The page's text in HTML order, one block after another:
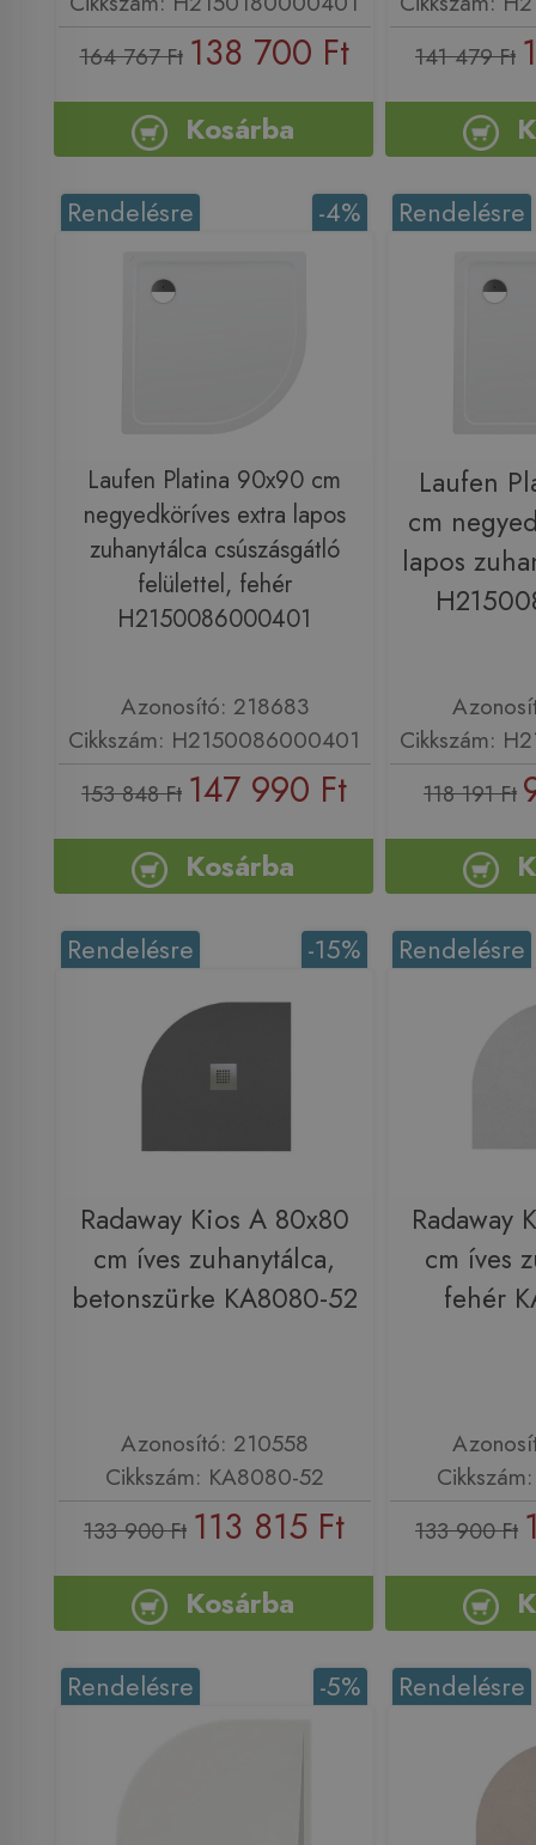
164 767 Ft 138 700 Ft
Kosárba
141 479 Ft
-4%
Rendelésre
Laufen Platina 90x90 cm
negyedköríves extra lapos
zuhanytálca csúszásgátló
felülettel, fehér
H2150086000401
Azonosító: 218683
Cikkszám: H2150086000401
153 848 Ft 147 990 Ft
Kosárba
Rendelésre
Laufen
cm
lapos
Cikkszám:
118 191 Ft
-15%
Rendelésre
Radaway Kios A 80x80
cm íves zuhanytálca,
betonszürke KA8080-52
Azonosító: 210558
Cikkszám: KA8080-52
133 900 Ft 113 815 Ft
Kosárba
Rendelésre
Radaway
cm íves
fehér
133 900 Ft
-5%
Rendelésre Rendelésre